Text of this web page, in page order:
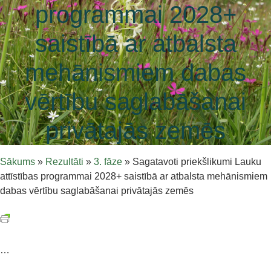
programmai 2028+
saistībā ar atbalsta
mehānismiem dabas
vērtību saglabāšanai
privātajās zemēs
Sākums » Rezultāti » 3. fāze » Sagatavoti priekšlikumi Lauku
attīstības programmai 2028+ saistībā ar atbalsta mehānismiem
dabas vērtību saglabāšanai privātajās zemēs
…